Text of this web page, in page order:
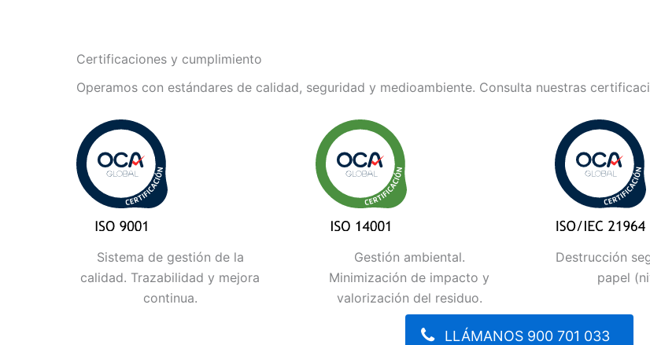
Certificaciones y cumplimiento
Operamos con estándares de calidad, seguridad y medioambiente. Consulta nuestras
Sistema de gestión de la
calidad. Trazabilidad y mejora
continua.
Gestión ambiental.
Minimización de impacto y
valorización del residuo.
Destrucción
papel
LLÁMANOS 900 701 033